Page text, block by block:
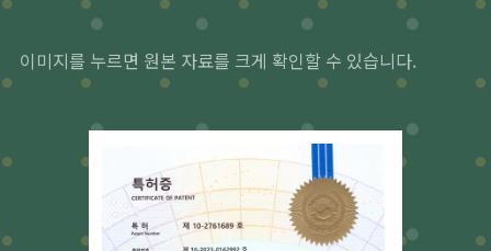
이미지를 누르면 원본 자료를 크게 확인할 수 있습니다.